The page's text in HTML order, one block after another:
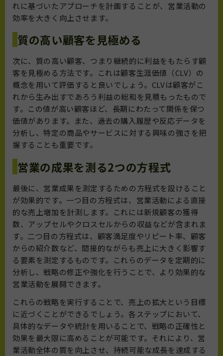
れに基づいたアプローチを計画することが、営業活動の
効率を大きく向上させます。
質の高い顧客を見極める
次に、質の高い顧客、つまり継続的に利益をもたらす顧
客を見極める方法です。これは顧客生涯価値（CLV）の
概念を用いて評価すると良いでしょう。CLVは顧客がこ
れから生み出すであろう利益の総和を見積もったもので
す。この値が高い顧客ほど、長期にわたって関係を保つ
価値があります。また、過去の購入履歴や反応データを
分析し、特定の商品やサービスに対する興味の強さを把
握することも重要です。
営業の成果を測る2つの方程式
最後に、営業成果を測定するための方程式を設けること
が効果的です。一つ目の方程式は、営業活動による直接
的な売上増加を計測します。これには新規顧客の獲得
数、アップセルやクロスセルからの収益などが含まれま
す。二つ目の方程式は、顧客満足度やリピート率、顧客
からの紹介数など、間接的ながらも売上に大きく影響す
る要素を測定するものです。これらのデータを定期的に
分析し、戦略の修正や強化を行うことで、より効果的な
営業活動を展開できます。
これらの戦略を実行することで、売上の拡大という目標
に近づくことができるでしょう。各ステップにおいて、
具体的なデータや統計を用いることで、戦略の正確性と
効果を最大限に高めることが可能です。それにより、営
業活動全体の質を向上させ、持続可能な成長を達成する